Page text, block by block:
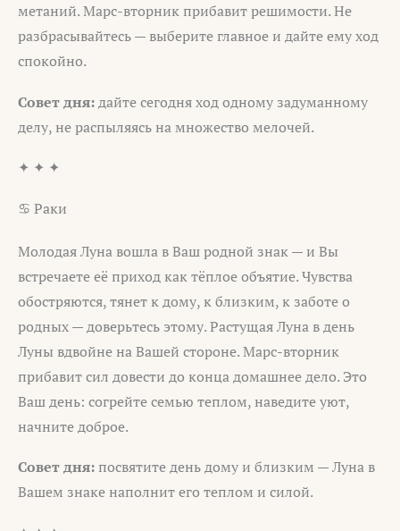
метаний. Марс-вторник прибавит решимости. Не
разбрасывайтесь — выберите главное и дайте ему ход
спокойно.
Совет дня:дайте сегодня ход одному задуманному
делу, не распыляясь на множество мелочей.
✦ ✦ ✦
♋ Раки
Молодая Луна вошла в Ваш родной знак — и Вы
встречаете её приход как тёплое объятие. Чувства
обостряются, тянет к дому, к близким, к заботе о
родных — доверьтесь этому. Растущая Луна в день
Луны вдвойне на Вашей стороне. Марс-вторник
прибавит сил довести до конца домашнее дело. Это
Ваш день: согрейте семью теплом, наведите уют,
начните доброе.
Совет дня: посвятите день дому и близким — Луна в
Вашем знаке наполнит его теплом и силой.